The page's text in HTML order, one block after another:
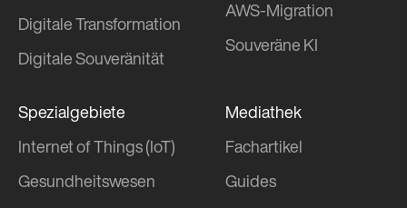
Digitale Transformation
Digitale Souveränität
AWS-Migration
Souveräne KI
Spezialgebiete
Internet of Things (IoT)
Gesundheitswesen
Mediathek
Fachartikel
Guides